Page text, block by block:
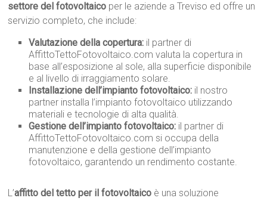
settore del fotovoltaico per le aziende a Treviso ed offre un
servizio completo, che include:
Valutazione della copertura: il partner di
AffittoTettoFotovoltaico.com valuta la copertura in
base all’esposizione al sole, alla superficie disponibile
e al livello di irraggiamento solare.
Installazione dell’impianto fotovoltaico: il nostro
partner installa l’impianto fotovoltaico utilizzando
materiali e tecnologie di alta qualità.
Gestione dell’impianto fotovoltaico: il partner di
AffittoTettoFotovoltaico.com si occupa della
manutenzione e della gestione dell’impianto
fotovoltaico, garantendo un rendimento costante.
L’affitto del tetto per il fotovoltaico è una soluzione